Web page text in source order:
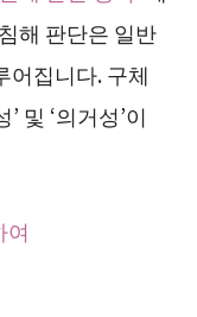
해 판단은 일반
어집니다. 구체
및 ‘의거성’이
여